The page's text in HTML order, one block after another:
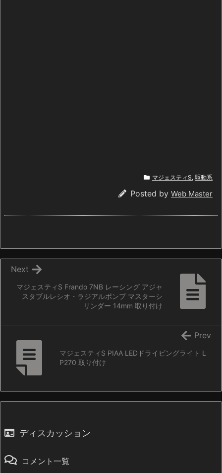
マジェスティS,駆動系
Posted by Web Master
マジェスティS Frando 7NB レーシング アジャ
スタブルレシオ・ラジアルポンプ マスターシ
リンダー 14mm 取り付け
Next
マジェスティS PIAA LEDドライビングライト L
P270 取り付け
Prev
ディスカッション
コメント一覧